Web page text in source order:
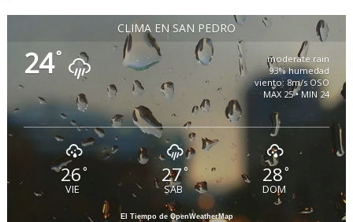
CLIMA EN SAN PEDRO
24°
moderate rain
93% humedad
viento: 8m/s OSO
MAX 25 • MIN 24
26°
VIE
27 °
SAB
28°
DOM
El Tiempo de OpenWeatherMap